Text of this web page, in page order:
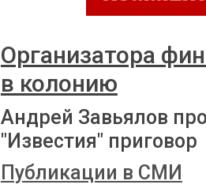
Организатора
в колонию
Андрей Завьялов
"Известия" приговор
Публикации в СМИ